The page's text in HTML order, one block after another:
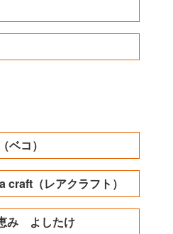
ベコ）
craft（レアクラフト）
み よしたけ